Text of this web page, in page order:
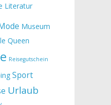
Literatur
Museum
Queen
Reisegutschein
Sport
Urlaub